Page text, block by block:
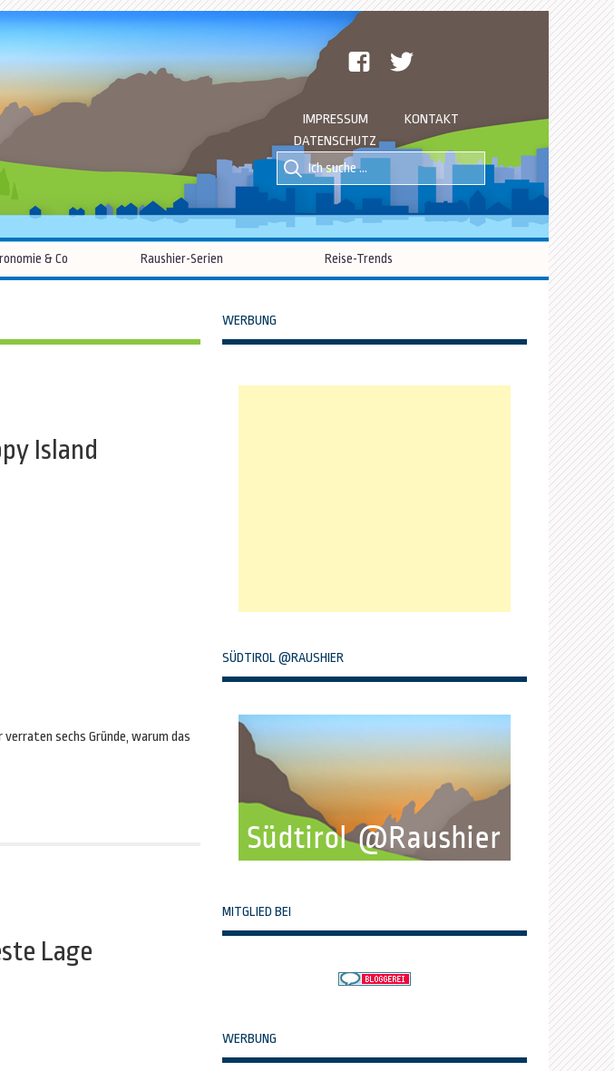
facebook
IMPRESSUM
KONTAKT
DATENSCHUTZ
Suche
nach::
Suche
nach:
& Co Raushier-Serien Reise-Trends
Island
sechs Gründe, warum das
Lage
WERBUNG
SÜDTIROL @RAUSHIER
MITGLIED BEI
WERBUNG